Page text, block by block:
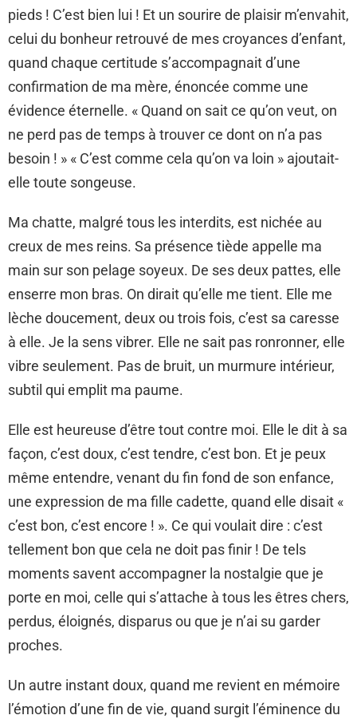
pieds ! C’est bien lui ! Et un sourire de plaisir m’envahit,
celui du bonheur retrouvé de mes croyances d’enfant,
quand chaque certitude s’accompagnait d’une
confirmation de ma mère, énoncée comme une
évidence éternelle. « Quand on sait ce qu’on veut, on
ne perd pas de temps à trouver ce dont on n’a pas
besoin ! » « C’est comme cela qu’on va loin » ajoutait-
elle toute songeuse.
Ma chatte, malgré tous les interdits, est nichée au
creux de mes reins. Sa présence tiède appelle ma
main sur son pelage soyeux. De ses deux pattes, elle
enserre mon bras. On dirait qu’elle me tient. Elle me
lèche doucement, deux ou trois fois, c’est sa caresse
à elle. Je la sens vibrer. Elle ne sait pas ronronner, elle
vibre seulement. Pas de bruit, un murmure intérieur,
subtil qui emplit ma paume.
Elle est heureuse d’être tout contre moi. Elle le dit à sa
façon, c’est doux, c’est tendre, c’est bon. Et je peux
même entendre, venant du fin fond de son enfance,
une expression de ma fille cadette, quand elle disait «
c’est bon, c’est encore ! ». Ce qui voulait dire : c’est
tellement bon que cela ne doit pas finir ! De tels
moments savent accompagner la nostalgie que je
porte en moi, celle qui s’attache à tous les êtres chers,
perdus, éloignés, disparus ou que je n’ai su garder
proches.
Un autre instant doux, quand me revient en mémoire
l’émotion d’une fin de vie, quand surgit l’éminence du